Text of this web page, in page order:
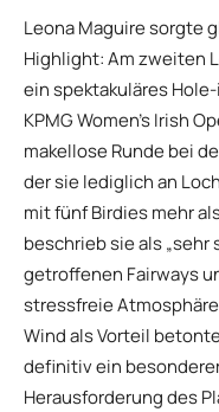
Leona Maguire sorgte
Highlight: Am zweiten
ein spektakuläres
KPMG Women’s Irish
makellose Runde bei
der sie lediglich an
mit fünf Birdies mehr
beschrieb sie als
getroffenen Fairways
stressfreie
Wind als Vorteil
definitiv ein
Herausforderung des